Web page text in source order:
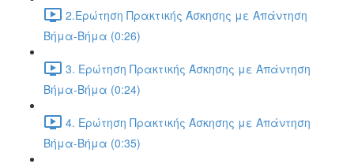
2.Ερώτηση Πρακτικής Άσκησης με Απάντηση
Βήμα-Βήμα (0:26)
3. Ερώτηση Πρακτικής Άσκησης με Απάντηση
Βήμα-Βήμα (0:24)
4. Ερώτηση Πρακτικής Άσκησης με Απάντηση
Βήμα-Βήμα (0:35)